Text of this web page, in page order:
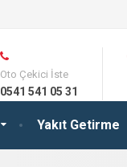
Yakıt Getirme
Oto Çekici İste
0541 541 05 31